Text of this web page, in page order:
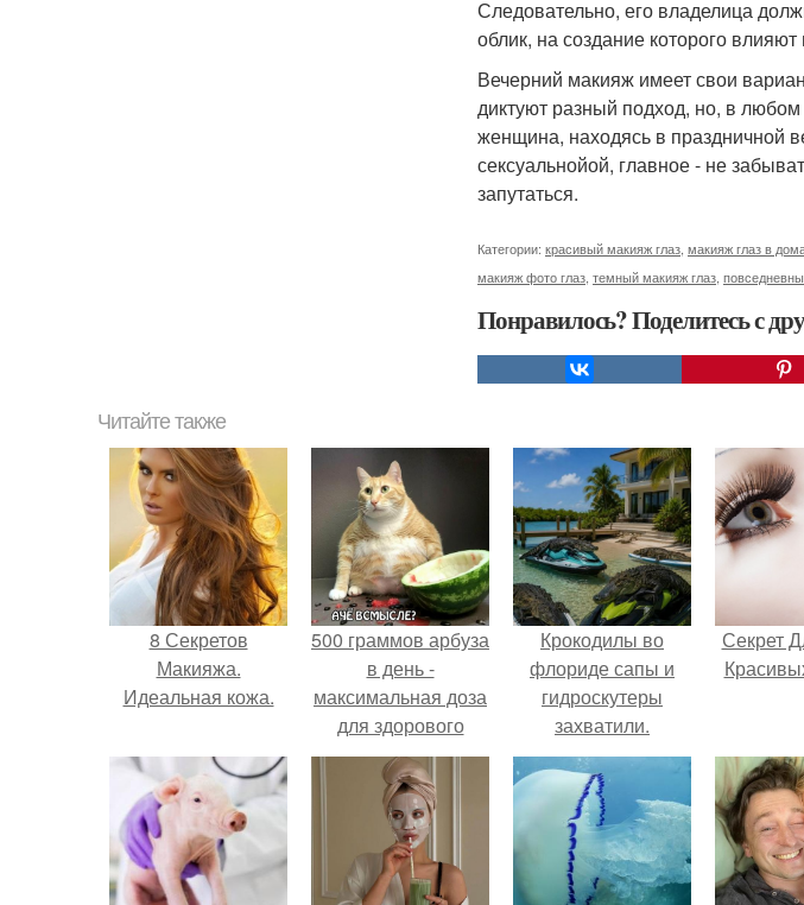
Следовательно, его владелица
облик, на создание которого
Вечерний макияж имеет свои
диктуют разный подход, но, в
женщина, находясь в праздничной
сексуальнойой, главное - не
запутаться.
Категории: красивый макияж глаз, макияж глаз в
макияж фото глаз, темный макияж глаз,
Понравилось? Поделитесь с
Читайте также
8 Секретов
Макияжа.
Идеальная кожа.
500 граммов арбуза
в день -
максимальная доза
для здорового
взрослого,
предупредили
врачи.
Крокодилы во
флориде сапы и
гидроскутеры
захватили.
Секрет